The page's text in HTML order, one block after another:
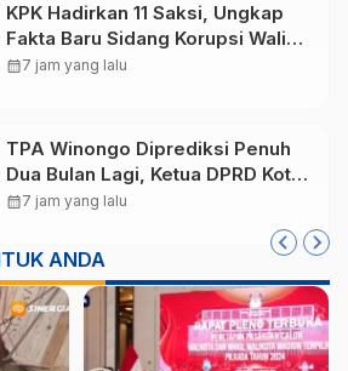
KPK Hadirkan 11 Saksi, Ungkap
Fakta Baru Sidang Korupsi Wali
Kota Madiun Nonaktif Maidi
calendar_month7 jam yang lalu
TPA Winongo Diprediksi Penuh
Dua Bulan Lagi, Ketua DPRD Kota
Madiun Desak Pemkot Percepat
calendar_month7 jam yang lalu
ANDA